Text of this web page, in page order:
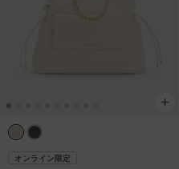
オンライン限定